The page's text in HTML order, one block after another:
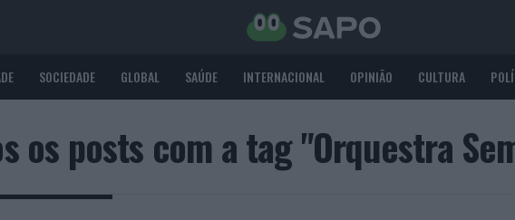
SOCIEDADE GLOBAL SAÚDE INTERNACIONAL OPINIÃO CULTURA
os posts com a tag "Orquestra